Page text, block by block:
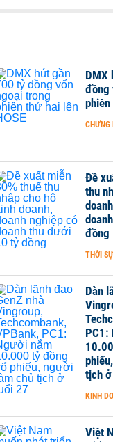
DMX
đồng
phiên
CHỨNG
Đề
thu
đồng
THỜI SỰ
Dàn
PC1:
tịch
KINH
Việt